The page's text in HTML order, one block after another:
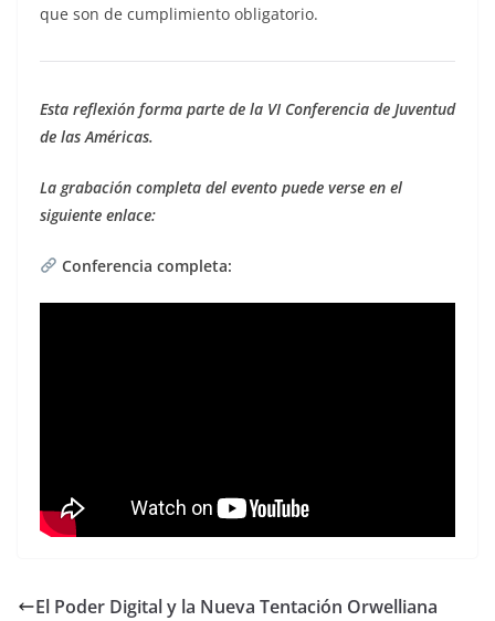
que son de cumplimiento obligatorio.
Esta reflexión forma parte de la VI Conferencia de Juventud
de las Américas.
La grabación completa del evento puede verse en el
siguiente enlace:
Conferencia completa:
El Poder Digital y la Nueva Tentación Orwelliana